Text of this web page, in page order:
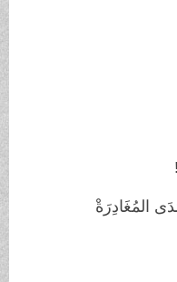
المُغَادِرَةْ